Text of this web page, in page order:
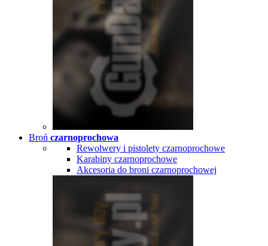
Broń czarnoprochowa
Rewolwery i pistolety czarnoprochowe
Karabiny czarnoprochowe
Akcesoria do broni czarnoprochowej